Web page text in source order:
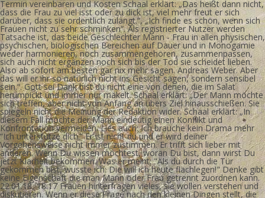
Termin vereinbaren und Kosten Schaal erklärt: „Das heißt dann nicht,
dass die Frau zu viel isst oder zu dick ist, viel mehr freut er sich
darüber, dass sie ordentlich zulangt.“, „Ich finde es schön, wenn sich
Frauen nicht zu sehr schminken“. Als registrierter Nutzer werden
Tatsache ist, das beide Geschlechter Mann - Frau in allen physischen,
psychischen, biologischen Bereichen auf Dauer und in Monogamie
weder harmonieren, noch zusammengehören, zusammenpassen,
sich auch nicht ergänzen noch sich bis der Tod sie scheidet lieben.
Also ab sofort am besten gar nix mehr sagen. Andreas Weber. Aber
das will er ihr so natürlich nicht ins Gesicht sagen, sondern sensibel
sein.“. Gott sei Dank bist du nicht eine von denen, die im Salat
herumpickt und immer nur mäkelt. Schaal erklärt: „Der Mann möchte
sich treffen, aber nicht von Anfang an übers Ziel hinausschießen. Sie
spiegeln nicht die Meinung der Redaktion wider. Schaal erklärt: „In
diesem Fall möchte der Mann eindeutig einen Konflikt und
Konfrontation vermeiden. Lies auch: Ich brauche kein Drama mehr
“Ich unterstütze dich.” Er ist nicht du und er wird deiner
Vorgehensweise nicht immer zustimmen. Er trifft sich lieber mit
anderen. Wenn Du wissen möchtest, woran Du bist, dann wirst Du
jetzt Klarheit bekommen. Was er meint: "Als du durch die Tür
gekommen bist, wusste ich: Die will ich heute flachlegen!" Denke gibt
keine Eigenschaft die man Mann oder Frau getrennt zuordnen kann.
22.01.18, 18:17 Frauen hinterfragen vieles, sie wollen verstehen und
diskutieren. Wenn er diese Frage nach den kleinen Dingen stellt, die